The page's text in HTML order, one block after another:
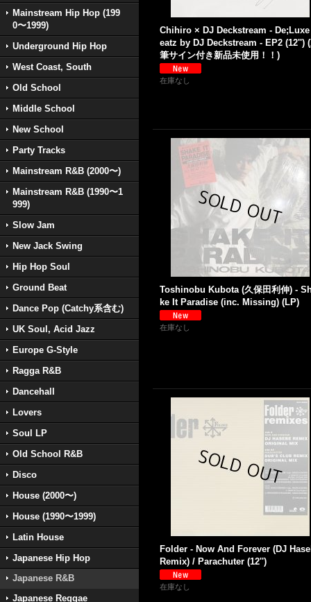
Mainstream Hip Hop (199
0〜1999)
Underground Hip Hop
West Coast, South
Old School
Middle School
New School
Party Tracks
Mainstream R&B (2000〜)
Mainstream R&B (1990〜1
999)
Slow Jam
New Jack Swing
Hip Hop Soul
Ground Beat
Dance Pop (Catchy系含む)
UK Soul, Acid Jazz
Europe G-Style
Ragga R&B
Dancehall
Lovers
Soul LP
Old School R&B
Disco
House (2000〜)
House (1990〜1999)
Latin House
Japanese Hip Hop
Japanese R&B
Japanese Reggae
Chihiro × DJ Deckstream -
eatz by DJ Deckstream - EP2 (12'')
筆サイン付き新品未使用！！)
在庫なし
Toshinobu Kubota (久保田利伸) -
ke It Paradise (inc. Missing) (LP)
在庫なし
Folder - Now And Forever (DJ
Remix) / Parachuter (12'')
在庫なし